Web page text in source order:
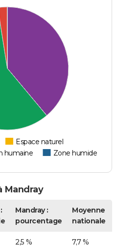
Espace naturel
humaine Zone humide
Mandray
Mandray :
pourcentage
Moyenne
nationale
2,5 % 7,7 %